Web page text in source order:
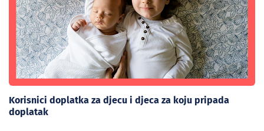
Korisnici doplatka za djecu i djeca za koju pripada
doplatak